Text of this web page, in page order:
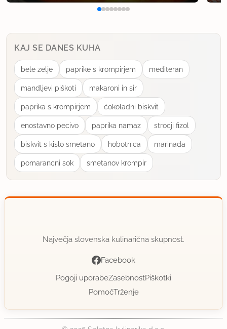
KAJ SE DANES KUHA
bele zelje paprike s krompirjem mediteran
mandljevi piškoti makaroni in sir
paprika s krompirjem ćokoladni biskvit
enostavno pecivo paprika namaz strocji fizol
biskvit s kislo smetano hobotnica marinada
pomarancni sok smetanov krompir
Največja slovenska kulinarična skupnost.
Facebook
Pogoji uporabeZasebnostPiškotki
PomočTrženje